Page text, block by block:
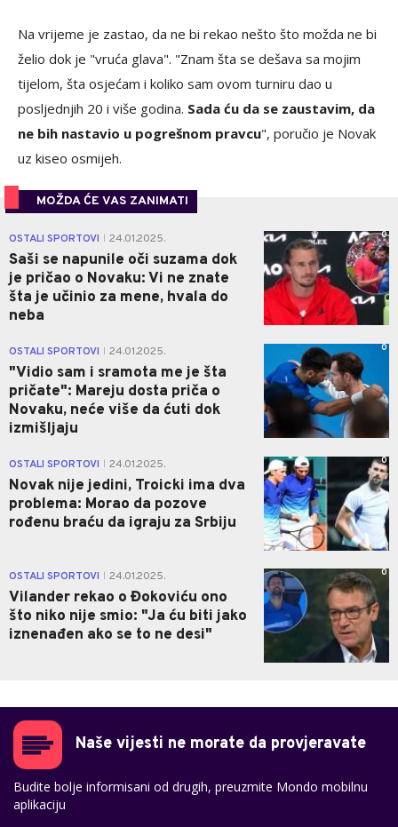
Na vrijeme je zastao, da ne bi rekao nešto što možda ne bi
želio dok je "vruća glava". "Znam šta se dešava sa mojim
tijelom, šta osjećam i koliko sam ovom turniru dao u
posljednjih 20 i više godina. Sada ću da se zaustavim, da
ne bih nastavio u pogrešnom pravcu", poručio je Novak
uz kiseo osmijeh.
MOŽDA ĆE VAS ZANIMATI
OSTALI SPORTOVI 24.01.2025.
Saši se napunile oči suzama dok
je pričao o Novaku: Vi ne znate
šta je učinio za mene, hvala do
neba
0
OSTALI SPORTOVI 24.01.2025.
"Vidio sam i sramota me je šta
pričate": Mareju dosta priča o
Novaku, neće više da ćuti dok
izmišljaju
0
OSTALI SPORTOVI 24.01.2025.
Novak nije jedini, Troicki ima dva
problema: Morao da pozove
rođenu braću da igraju za Srbiju
0
OSTALI SPORTOVI 24.01.2025.
Vilander rekao o Đokoviću ono
što niko nije smio: "Ja ću biti jako
iznenađen ako se to ne desi"
0
Naše vijesti ne morate da provjeravate
Budite bolje informisani od drugih, preuzmite Mondo mobilnu
aplikaciju